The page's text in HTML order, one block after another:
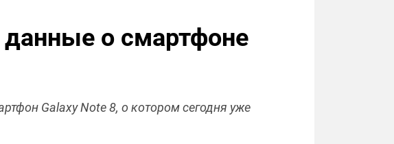
о смартфоне
Galaxy Note 8, о котором сегодня уже